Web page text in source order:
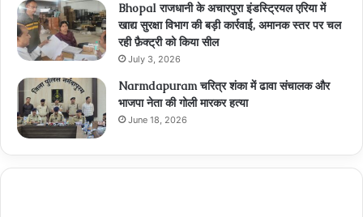
Bhopal राजधानी के अचारपुरा इंडस्ट्रियल एरिया में
खाद्य सुरक्षा विभाग की बड़ी कार्रवाई, अमानक स्तर पर चल
रही फ़ैक्ट्री को किया सील
July 3, 2026
Narmdapuram चरित्र शंका में ढावा संचालक और
भाजपा नेता की गोली मारकर हत्या
June 18, 2026